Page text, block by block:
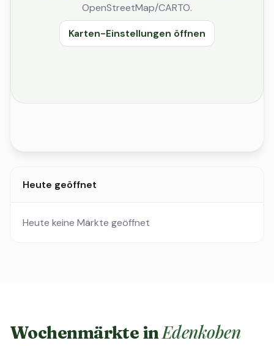
OpenStreetMap/CARTO.
Karten-Einstellungen öffnen
Heute geöffnet
Heute keine Märkte geöffnet
Wochenmärkte inEdenkoben